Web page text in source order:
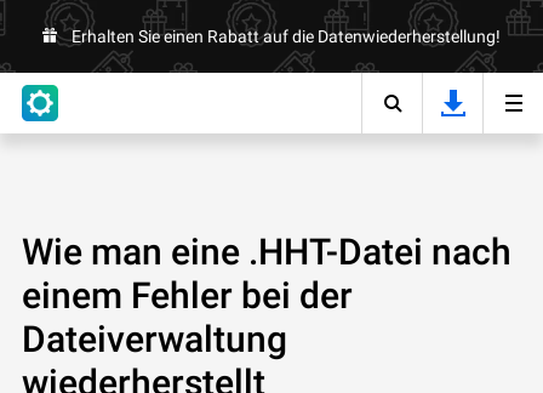
Erhalten Sie einen Rabatt auf die Datenwiederherstellung!
Wie man eine .HHT-Datei nach
einem Fehler bei der
Dateiverwaltung
wiederherstellt